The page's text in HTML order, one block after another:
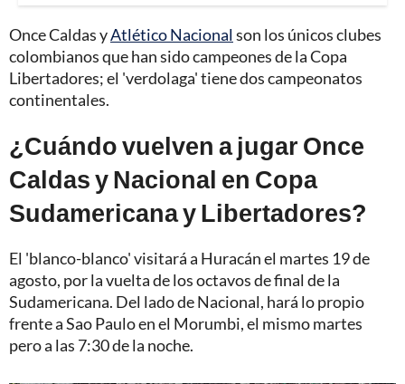
Once Caldas yAtlético Nacionalson los únicos clubes
colombianos que han sido campeones de la Copa
Libertadores; el 'verdolaga' tiene dos campeonatos
continentales.
¿Cuándo vuelven a jugar Once
Caldas y Nacional en Copa
Sudamericana y Libertadores?
El 'blanco-blanco' visitará a Huracán el martes 19 de
agosto, por la vuelta de los octavos de final de la
Sudamericana. Del lado de Nacional, hará lo propio
frente a Sao Paulo en el Morumbi, el mismo martes
pero a las 7:30 de la noche.